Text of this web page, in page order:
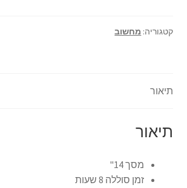
צור קשר
רשימת ציוד
שידור וידאו חי באינטרנט
קטגוריה: מחשוב
תיאור
תיאור
מסך 14"
זמן סוללה 8 שעות